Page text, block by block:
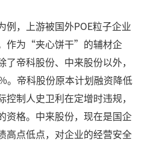
例，上游被国外POE粒子企业
作为“夹心饼干”的辅材企
帝科股份、中来股份以外，
。帝科股份原本计划融资降低
制人史卫利在定增时违规，
资格。中来股份，现在是国企
高点低点，对企业的经营安全